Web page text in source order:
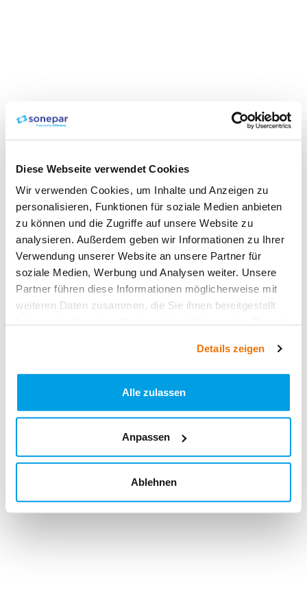
Diese Webseite verwendet Cookies
Wir verwenden Cookies, um Inhalte und Anzeigen zu
personalisieren, Funktionen für soziale Medien anbieten
zu können und die Zugriffe auf unsere Website zu
analysieren. Außerdem geben wir Informationen zu Ihrer
Verwendung unserer Website an unsere Partner für
soziale Medien, Werbung und Analysen weiter. Unsere
Partner führen diese Informationen möglicherweise mit
weiteren Daten zusammen, die Sie ihnen bereitgestellt
Details zeigen
Alle zulassen
Anpassen
Ablehnen